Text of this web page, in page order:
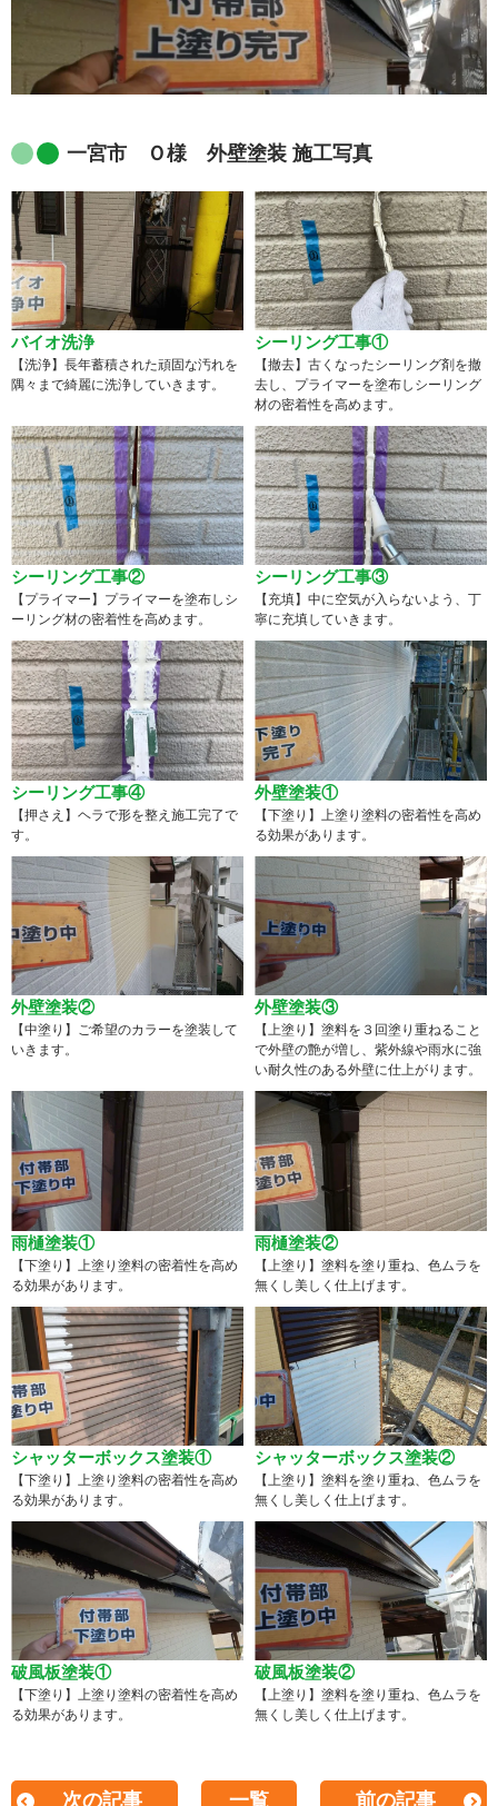
一宮市 Ｏ様 外壁塗装 施工写真
バイオ洗浄
【洗浄】長年蓄積された頑固な汚れを
隅々まで綺麗に洗浄していきます。
シーリング工事①
【撤去】古くなったシーリング剤を撤
去し、プライマーを塗布しシーリング
材の密着性を高めます。
シーリング工事②
【プライマー】プライマーを塗布しシ
ーリング材の密着性を高めます。
シーリング工事③
【充填】中に空気が入らないよう、丁
寧に充填していきます。
シーリング工事④
【押さえ】ヘラで形を整え施工完了で
す。
外壁塗装①
【下塗り】上塗り塗料の密着性を高め
る効果があります。
外壁塗装②
【中塗り】ご希望のカラーを塗装して
いきます。
外壁塗装③
【上塗り】塗料を３回塗り重ねること
で外壁の艶が増し、紫外線や雨水に強
い耐久性のある外壁に仕上がります。
雨樋塗装①
【下塗り】上塗り塗料の密着性を高め
る効果があります。
雨樋塗装②
【上塗り】塗料を塗り重ね、色ムラを
無くし美しく仕上げます。
シャッターボックス塗装①
【下塗り】上塗り塗料の密着性を高め
る効果があります。
シャッターボックス塗装②
【上塗り】塗料を塗り重ね、色ムラを
無くし美しく仕上げます。
破風板塗装①
【下塗り】上塗り塗料の密着性を高め
る効果があります。
破風板塗装②
【上塗り】塗料を塗り重ね、色ムラを
無くし美しく仕上げます。
次の記事 一覧 前の記事